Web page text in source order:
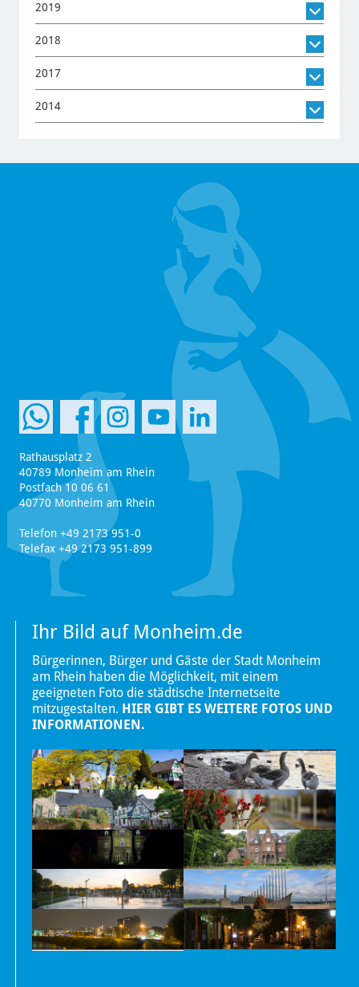
2019
2018
2017
2014
Rathausplatz 2
40789 Monheim am Rhein
Postfach 10 06 61
40770 Monheim am Rhein
Telefon +49 2173 951-0
Telefax +49 2173 951-899
Ihr Bild auf Monheim.de
Bürgerinnen, Bürger und Gäste der Stadt Monheim
am Rhein haben die Möglichkeit, mit einem
geeigneten Foto die städtische Internetseite
mitzugestalten. HIER GIBT ES WEITERE FOTOS UND
INFORMATIONEN.